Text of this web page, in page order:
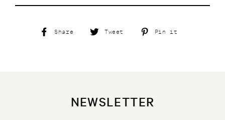
Share
Share
Tweet
Tweet
Pin it
NEWSLETTER